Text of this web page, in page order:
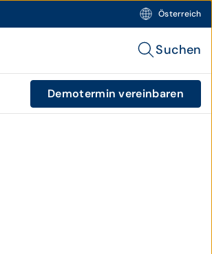
Österreich
Suchen
Demotermin vereinbaren